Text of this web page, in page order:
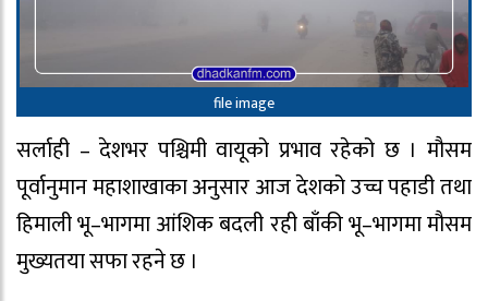
file image
सर्लाही – देशभर पश्चिमी वायूको प्रभाव रहेको छ । मौसम
पूर्वानुमान महाशाखाका अनुसार आज देशको उच्च पहाडी तथा
हिमाली भू‍–भागमा आंशिक बदली रही बाँकी भू–भागमा मौसम
मुख्यतया सफा रहने छ ।